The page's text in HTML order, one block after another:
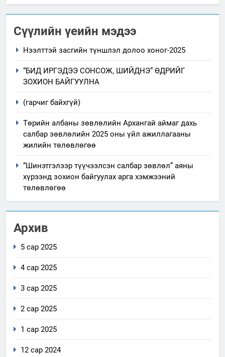
Сүүлийн үеийн мэдээ
Нээлттэй засгийн түншлэл долоо хоног-2025
“БИД ИРГЭДЭЭ СОНСОЖ, ШИЙДНЭ” ӨДРИЙГ
ЗОХИОН БАЙГУУЛНА
(гарчиг байхгүй)
Төрийн албаны зөвлөлийн Архангай аймаг дахь
салбар зөвлөлийн 2025 оны үйл ажиллагааны
жилийн төлөвлөгөө
“Шинэтгэлээр түүчээлсэн салбар зөвлөл” аяны
хүрээнд зохион байгуулах арга хэмжээний
төлөвлөгөө
Архив
5 сар 2025
4 сар 2025
3 сар 2025
2 сар 2025
1 сар 2025
12 сар 2024